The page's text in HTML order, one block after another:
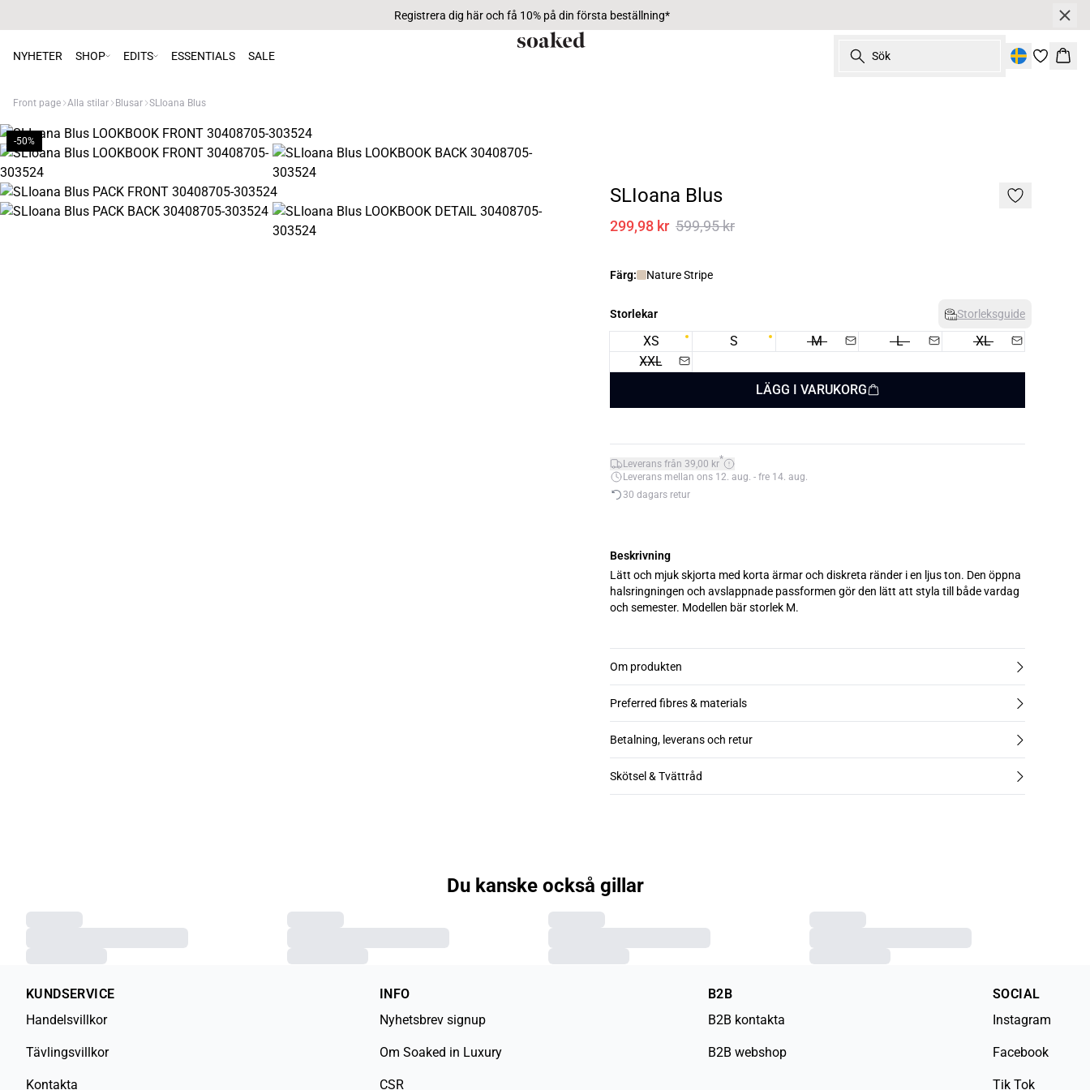
Registrera dig här och få 10% på din första beställning*
NYHETER SHOP EDITS ESSENTIALS SALE Sök
Korg
Front page Alla stilar Blusar SLIoana Blus
-50%
SLIoana Blus
299,98 kr 599,95 kr
Färg: Nature Stripe
Storlekar Storleksguide
XS S M L
XL
XXL
LÄGG I VARUKORG
Leverans från 39,00 kr*
Leverans mellan ons 12. aug. - fre 14. aug.
30 dagars retur
Beskrivning
Lätt och mjuk skjorta med korta ärmar och diskreta ränder i en ljus ton. Den öppna
halsringningen och avslappnade passformen gör den lätt att styla till både vardag
och semester. Modellen bär storlek M.
Om produkten
Preferred fibres & materials
Betalning, leverans och retur
Skötsel & Tvättråd
Du kanske också gillar
KUNDSERVICE
Handelsvillkor
Tävlingsvillkor
Kontakta
INFO
Nyhetsbrev signup
Om Soaked in Luxury
CSR
B2B
B2B kontakta
B2B webshop
SOCIAL
Instagram
Facebook
Tik Tok